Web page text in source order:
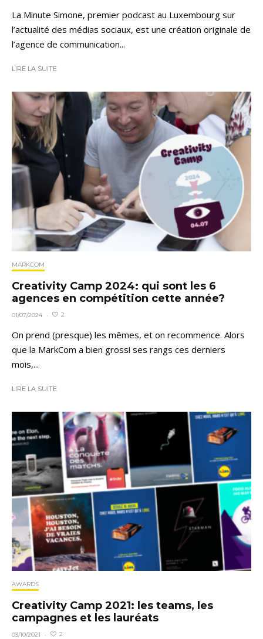
La Minute Simone, premier podcast au Luxembourg sur
l’actualité des médias sociaux, est une création originale de
l’agence de communication...
LIRE LA SUITE
MARKCOM
Creativity Camp 2024: qui sont les 6
agences en compétition cette année?
01/07/2024 · 2
On prend (presque) les mêmes, et on recommence. Alors
que la MarkCom a bien grossi ses rangs ces derniers
mois,...
LIRE LA SUITE
AWARDS
Creativity Camp 2021: les teams, les
campagnes et les lauréats
03/10/2021 · 2